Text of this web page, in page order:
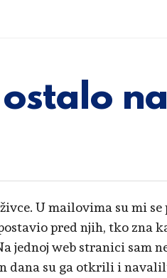
U mailovima su mi
pred njih, tko zna
jednoj web stranici sam
dana su ga otkrili i